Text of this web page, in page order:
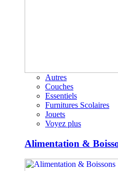
Autres
Couches
Essentiels
Furnitures Scolaires
Jouets
Voyez plus
Alimentation &